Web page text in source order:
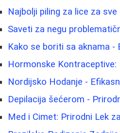
Najbolji piling za lice za
Saveti za negu
Kako se boriti sa aknama -
Hormonske Kontraceptive:
Nordijsko Hodanje -
Depilacija šećerom -
Med i Cimet: Prirodni Lek